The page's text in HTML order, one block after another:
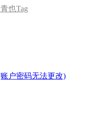
也Tag
户密码无法更改)